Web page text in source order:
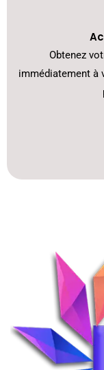
Obtenez
immédiatement à